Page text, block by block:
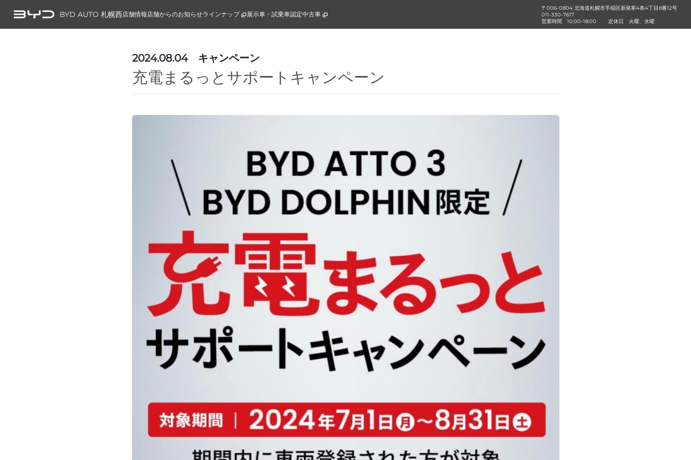
BYD AUTO 札幌西店舗情報店舗からのお知らせラインナップ 展示車・試乗車認定中古車
〒006-0804 北海道札幌市手稲区新発寒4条4丁目8番12号
011-330-7617
営業時間
10:00-18:00 定休日 火曜、水曜
2024.08.04 キャンペーン
充電まるっとサポートキャンペーン